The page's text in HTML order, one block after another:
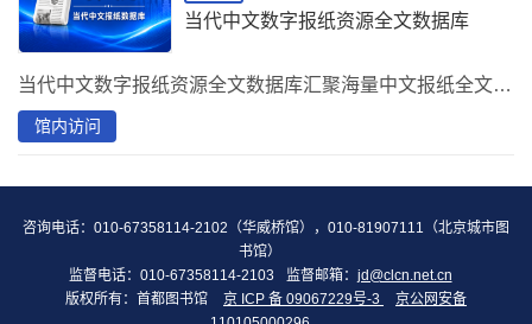
当代中文数字报纸资源全文数据库
当代中文数字报纸资源全文数据库汇聚海量中文报纸全文资源，覆盖时政、经济、科技、文化等领域，为读者提供权威、连续、可追溯的数字报纸阅读与研究服务。
馆内访问
咨询电话：010-67358114-2102（华威桥馆），010-81907111（北京城市图
书馆）
监督电话：010-67358114-2103
监督邮箱： jd@clcn.net.cn
版权所有：首都图书馆
京 ICP 备 09067229号-3
京公网安备